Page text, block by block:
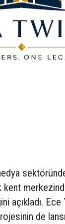
sektöründe
kent
açıkladı. Ece
de